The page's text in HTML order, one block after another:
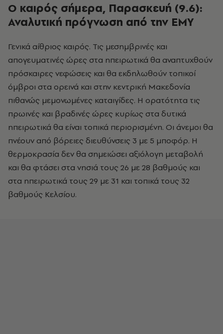
O καιρός σήμερα, Παρασκευή (9.6):
Αναλυτική πρόγνωση από την ΕΜΥ
Γενικά αίθριος καιρός. Τις μεσημβρινές και
απογευματινές ώρες στα ηπειρωτικά θα αναπτυχθούν
πρόσκαιρες νεφώσεις και θα εκδηλωθούν τοπικοί
όμβροι στα ορεινά και στην κεντρική Μακεδονία
πιθανώς μεμονωμένες καταιγίδες. Η ορατότητα τις
πρωινές και βραδινές ώρες κυρίως στα δυτικά
ηπειρωτικά θα είναι τοπικά περιορισμένη. Οι άνεμοι θα
πνέουν από βόρειες διευθύνσεις 3 με 5 μποφόρ. Η
θερμοκρασία δεν θα σημειώσει αξιόλογη μεταβολή
και θα φτάσει στα νησιά τους 26 με 28 βαθμούς και
στα ηπειρωτικά τους 29 με 31 και τοπικά τους 32
βαθμούς Κελσίου.